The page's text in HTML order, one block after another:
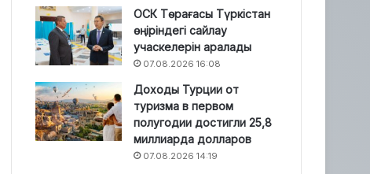
ОСК Төрағасы Түркістан
өңіріндегі сайлау
учаскелерін аралады
07.08.2026 16:08
Доходы Турции от
туризма в первом
полугодии достигли 25,8
миллиарда долларов
07.08.2026 14:19